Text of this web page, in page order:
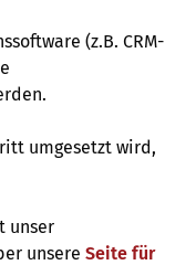
(z.B. CRM-
umgesetzt wird,
unser
unsere Seite für